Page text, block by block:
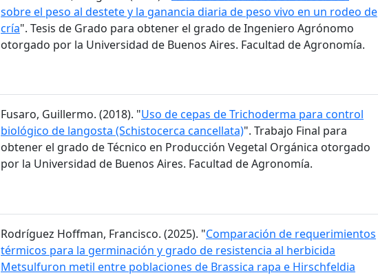
sobre el peso al destete y la ganancia diaria de peso vivo en un rodeo de
cría". Tesis de Grado para obtener el grado de Ingeniero Agrónomo
otorgado por la Universidad de Buenos Aires. Facultad de Agronomía.
Fusaro, Guillermo. (2018). "Uso de cepas de Trichoderma para control
biológico de langosta (Schistocerca cancellata)". Trabajo Final para
obtener el grado de Técnico en Producción Vegetal Orgánica otorgado
por la Universidad de Buenos Aires. Facultad de Agronomía.
Rodríguez Hoffman, Francisco. (2025). "Comparación de requerimientos
térmicos para la germinación y grado de resistencia al herbicida
Metsulfuron metil entre poblaciones de Brassica rapa e Hirschfeldia